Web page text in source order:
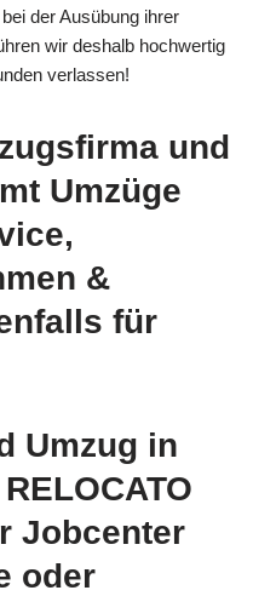
der Ausübung ihrer
wir deshalb hochwertig
verlassen!
und
Umzüge
&
für
Umzug in
Jobcenter
oder